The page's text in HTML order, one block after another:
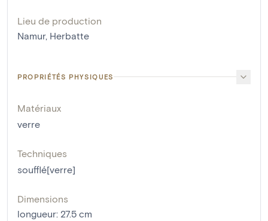
Lieu de production
Namur, Herbatte
PROPRIÉTÉS PHYSIQUES
Matériaux
verre
Techniques
soufflé[verre]
Dimensions
longueur: 27.5 cm